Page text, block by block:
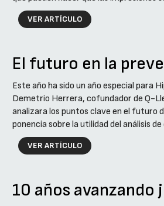
VER ARTÍCULO
El futuro en la
Este año ha sido un año especial para
Demetrio Herrera, cofundador de Q-
analizara los puntos clave en el futuro
ponencia sobre la utilidad del análisis
VER ARTÍCULO
10 años